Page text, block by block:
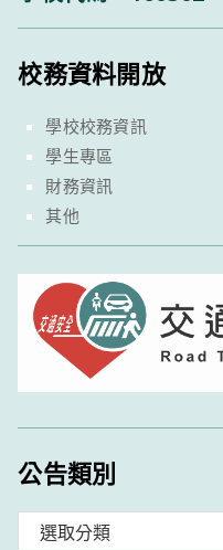
校務資料開放
學校校務資訊
學生專區
財務資訊
其他
公告類別